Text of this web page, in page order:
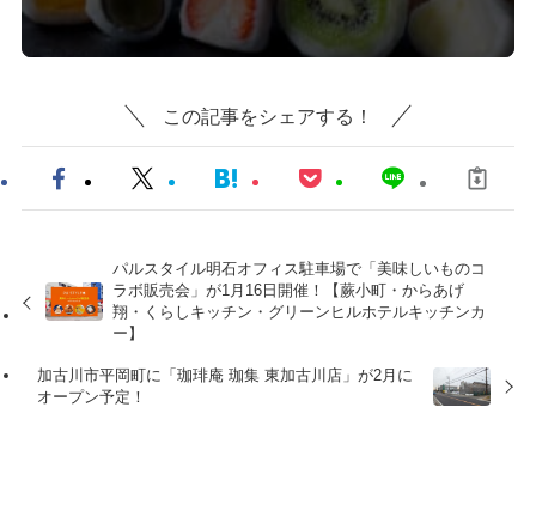
この記事をシェアする！
パルスタイル明石オフィス駐車場で「美味しいものコ
ラボ販売会」が1月16日開催！【蕨小町・からあげ
翔・くらしキッチン・グリーンヒルホテルキッチンカ
ー】
加古川市平岡町に「珈琲庵 珈集 東加古川店」が2月に
オープン予定！